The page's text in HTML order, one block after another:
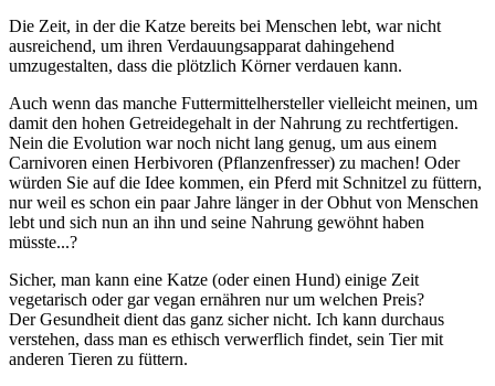
Die Zeit, in der die Katze bereits bei Menschen lebt, war nicht
ausreichend, um ihren Verdauungsapparat dahingehend
umzugestalten, dass die plötzlich Körner verdauen kann.
Auch wenn das manche Futtermittelhersteller vielleicht meinen, um
damit den hohen Getreidegehalt in der Nahrung zu rechtfertigen.
Nein die Evolution war noch nicht lang genug, um aus einem
Carnivoren einen Herbivoren (Pflanzenfresser) zu machen! Oder
würden Sie auf die Idee kommen, ein Pferd mit Schnitzel zu füttern,
nur weil es schon ein paar Jahre länger in der Obhut von Menschen
lebt und sich nun an ihn und seine Nahrung gewöhnt haben
müsste...?
Sicher, man kann eine Katze (oder einen Hund) einige Zeit
vegetarisch oder gar vegan ernähren nur um welchen Preis?
Der Gesundheit dient das ganz sicher nicht. Ich kann durchaus
verstehen, dass man es ethisch verwerflich findet, sein Tier mit
anderen Tieren zu füttern.